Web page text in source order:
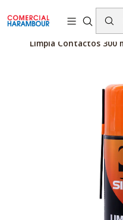
Inicio
Limpia Contactos 300